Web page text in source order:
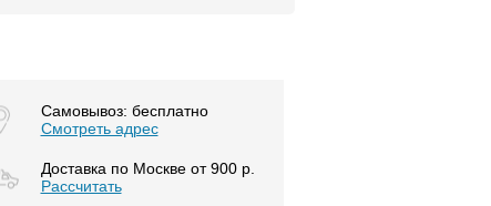
Самовывоз: бесплатно
Смотреть адрес
Доставка по Москве от 900 р.
Расcчитать